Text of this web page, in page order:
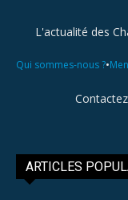
L'actualité des
Qui sommes-nous ?•
ARTICLES